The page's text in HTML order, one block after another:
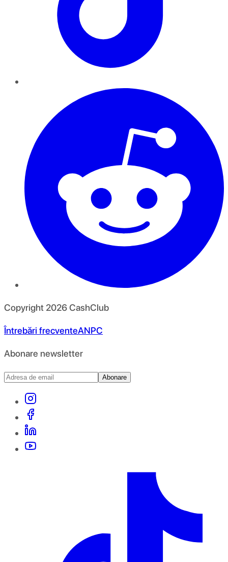
Copyright 2026CashClub
Întrebări frecventeANPC
Abonare newsletter
Abonare